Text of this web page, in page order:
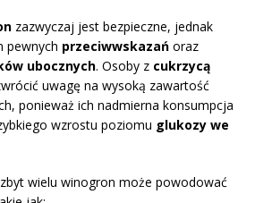
zazwyczaj jest bezpieczne, jednak
pewnych przeciwwskazań oraz
ubocznych. Osoby z cukrzycą
uwagę na wysoką zawartość
ponieważ ich nadmierna konsumpcja
wzrostu poziomu glukozy we
wielu winogron może powodować